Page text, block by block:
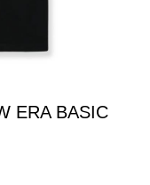
ERA BASIC